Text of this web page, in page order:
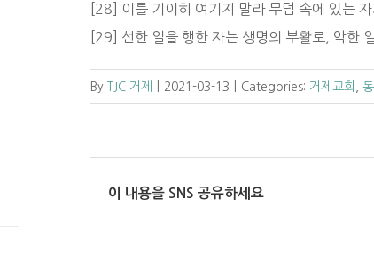
[28] 이를 기이히 여기지 말라 무덤 속에 있는
[29] 선한 일을 행한 자는 생명의 부활로, 악한
By TJC 거제 2021-03-13 Categories: 거제교회
이 내용을 SNS 공유하세요